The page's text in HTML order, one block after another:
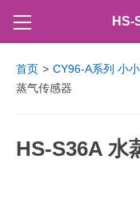
HS-
首页 > CY96-A系列 小
蒸气传感器
HS-S36A 水